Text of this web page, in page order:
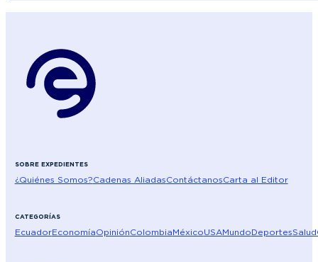
SOBRE EXPEDIENTES
¿Quiénes Somos?Cadenas AliadasContáctanosCarta al Editor
CATEGORÍAS
EcuadorEconomíaOpiniónColombiaMéxicoUSAMundoDeportesSalud